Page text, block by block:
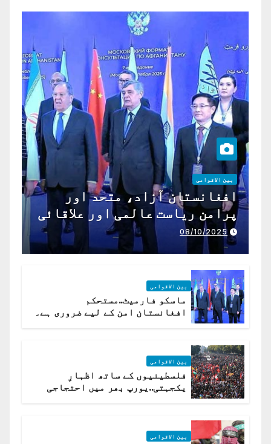
بین الاقوامی
افغانستان آزاد، متحد اور
پرامن ریاست عالمی اور علاقائی
تعاون کے لیے ناگزیر ہے
08/10/2025
بین الاقوامی
ماسکو فارمیٹ..مستحکم
افغانستان امن کے لیے ضروری ہے۔
بین الاقوامی
فلسطینیوں کے ساتھ اظہارِ
یکجہتی..یورپ بھر میں احتجاجی
بین الاقوامی